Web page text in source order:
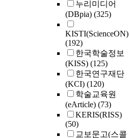
누리미디어
(DBpia) (325)
KISTI(ScienceON)
(192)
한국학술정보
(KISS) (125)
한국연구재단
(KCI) (120)
학술교육원
(eArticle) (73)
KERIS(RISS)
(50)
교보문고(스콜